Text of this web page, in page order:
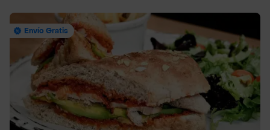
Envío Gratis